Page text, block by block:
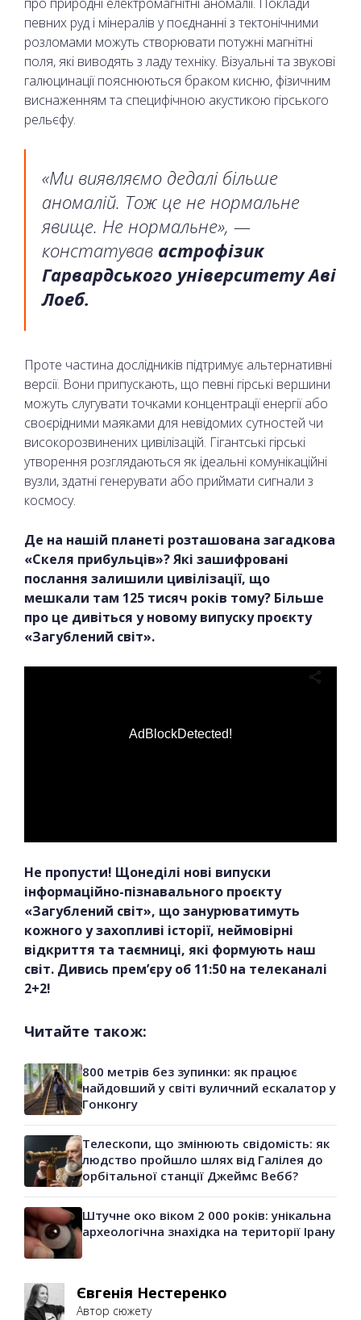
певних руд і мінералів у поєднанні з тектонічними
розломами можуть створювати потужні магнітні
поля, які виводять з ладу техніку. Візуальні та звукові
галюцинації пояснюються браком кисню, фізичним
виснаженням та специфічною акустикою гірського
рельєфу.
«Ми виявляємо дедалі більше
аномалій. Тож це не нормальне
явище. Не нормальне», —
констатував астрофізик
Гарвардського університету Аві
Лоеб.
Проте частина дослідників підтримує альтернативні
версії. Вони припускають, що певні гірські вершини
можуть слугувати точками концентрації енергії або
своєрідними маяками для невідомих сутностей чи
високорозвинених цивілізацій. Гігантські гірські
утворення розглядаються як ідеальні комунікаційні
вузли, здатні генерувати або приймати сигнали з
космосу.
Де на нашій планеті розташована загадкова
«Скеля прибульців»? Які зашифровані
послання залишили цивілізації, що
мешкали там 125 тисяч років тому? Більше
про це дивіться у новому випуску проєкту
«Загублений світ».
AdBlockDetected!
Не пропусти! Щонеділі нові випуски
інформаційно-пізнавального проєкту
«Загублений світ», що занурюватимуть
кожного у захопливі історії, неймовірні
відкриття та таємниці, які формують наш
світ. Дивись прем’єру об 11:50 на телеканалі
2+2!
Читайте також:
800 метрів без зупинки: як працює
найдовший у світі вуличний ескалатор у
Гонконгу
Телескопи, що змінюють свідомість: як
людство пройшло шлях від Галілея до
орбітальної станції Джеймс Вебб?
Штучне око віком 2 000 років: унікальна
археологічна знахідка на території Ірану
Євгенія Нестеренко
Автор сюжету